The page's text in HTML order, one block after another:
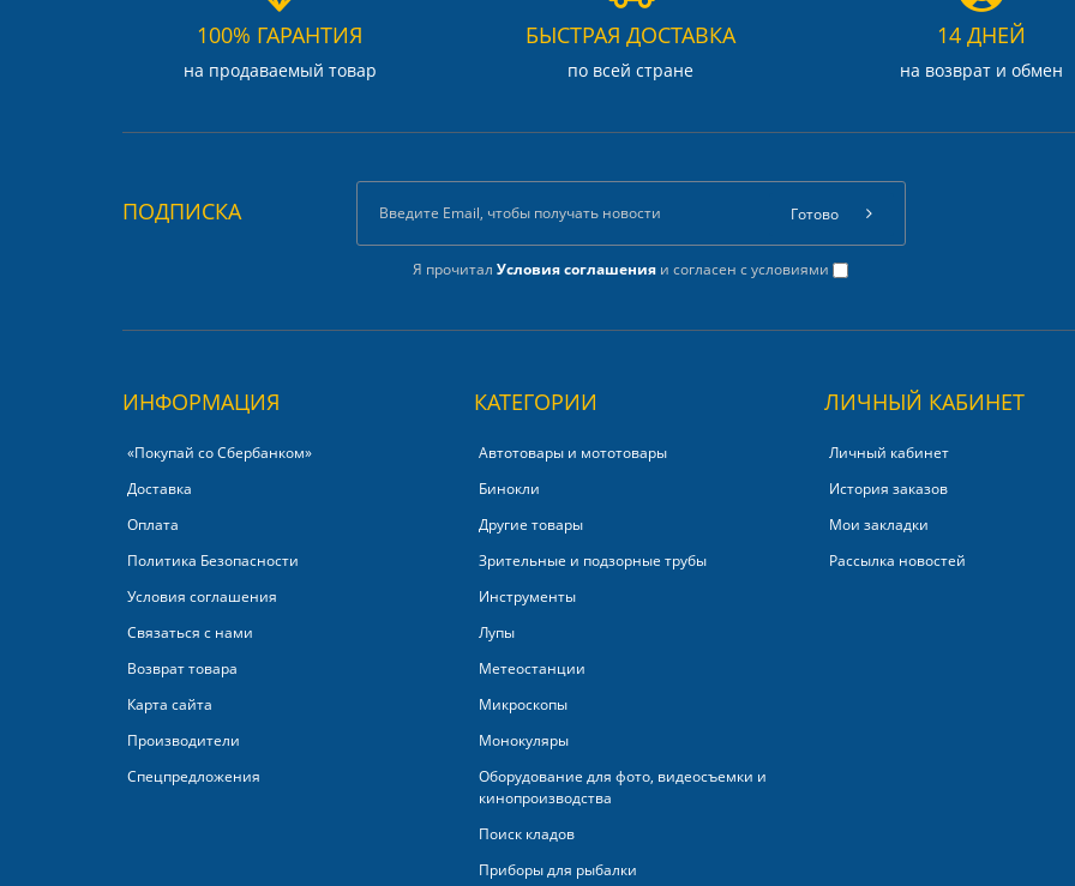
100% ГАРАНТИЯ
на продаваемый товар
БЫСТРАЯ ДОСТАВКА
по всей стране
14 ДНЕЙ
на возврат и обмен
ПОДПИСКА
Я прочиталУсловия соглашения и согласен с условиями
Готово
ИНФОРМАЦИЯ
«Покупай со Сбербанком»‎
Доставка
Оплата
Политика Безопасности
Условия соглашения
Связаться с нами
Возврат товара
Карта сайта
Производители
Спецпредложения
КАТЕГОРИИ
Автотовары и мототовары
Бинокли
Другие товары
Зрительные и подзорные трубы
Инструменты
Лупы
Метеостанции
Микроскопы
Монокуляры
Оборудование для фото, видеосъемки и
кинопроизводства
Поиск кладов
Приборы для рыбалки
ЛИЧНЫЙ КАБИНЕТ
Личный кабинет
История заказов
Мои закладки
Рассылка новостей